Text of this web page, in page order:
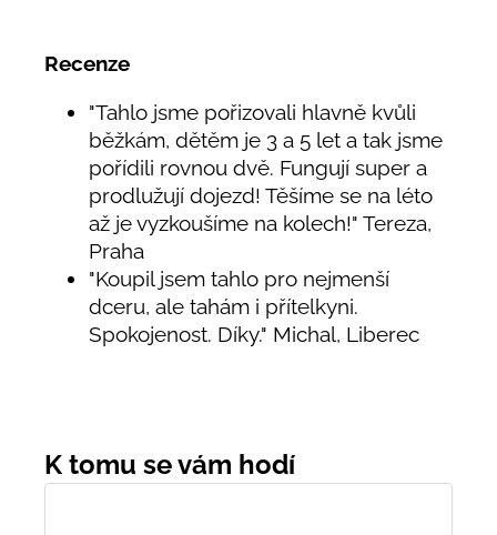
Recenze
"Tahlo jsme pořizovali hlavně kvůli
běžkám, dětěm je 3 a 5 let a tak jsme
pořídili rovnou dvě. Fungují super a
prodlužují dojezd! Těšíme se na léto
až je vyzkoušíme na kolech!" Tereza,
Praha
"Koupil jsem tahlo pro nejmenší
dceru, ale tahám i přítelkyni.
Spokojenost. Díky." Michal, Liberec